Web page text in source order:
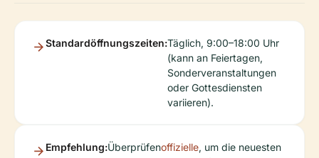
Standardöffnungszeiten:Täglich, 9:00–18:00 Uhr
(kann an Feiertagen,
Sonderveranstaltungen
oder Gottesdiensten
variieren).
Empfehlung:Überprüfenoffizielle, um die neuesten